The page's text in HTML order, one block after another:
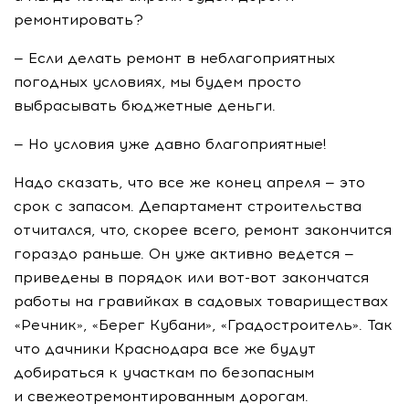
ремонтировать?
— Если делать ремонт в неблагоприятных
погодных условиях, мы будем просто
выбрасывать бюджетные деньги.
— Но условия уже давно благоприятные!
Надо сказать, что все же конец апреля — это
срок с запасом. Департамент строительства
отчитался, что, скорее всего, ремонт закончится
гораздо раньше. Он уже активно ведется —
приведены в порядок или вот-вот закончатся
работы на гравийках в садовых товариществах
«Речник», «Берег Кубани», «Градостроитель». Так
что дачники Краснодара все же будут
добираться к участкам по безопасным
и свежеотремонтированным дорогам.